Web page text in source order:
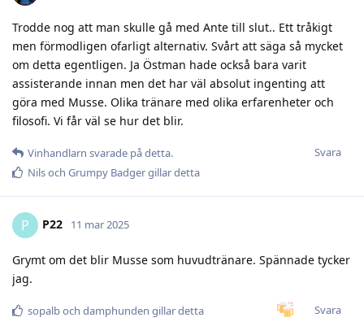
Trodde nog att man skulle gå med Ante till slut.. Ett tråkigt
men förmodligen ofarligt alternativ. Svårt att säga så mycket
om detta egentligen. Ja Östman hade också bara varit
assisterande innan men det har väl absolut ingenting att
göra med Musse. Olika tränare med olika erfarenheter och
filosofi. Vi får väl se hur det blir.
Svara
Vinhandlarn svarade på detta.
Nilsoch Grumpy Badgergillar detta
P P22 11 mar 2025
Grymt om det blir Musse som huvudtränare. Spännade tycker
jag.
Svara
sopalboch damphunden gillar detta